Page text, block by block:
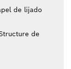
de lijado
de